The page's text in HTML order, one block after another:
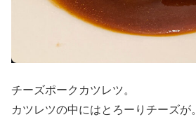
チーズポークカツレツ。
カツレツの中にはとろーりチーズが。